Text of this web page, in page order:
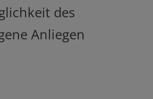
des
Anliegen